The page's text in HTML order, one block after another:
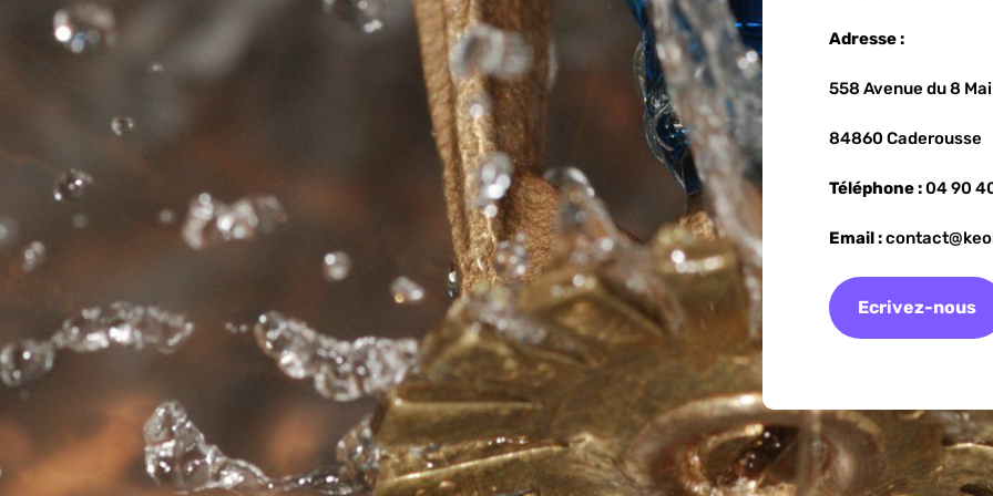
Adresse :
558 Avenue du 8
84860 Caderousse
Téléphone :04 90
Email :
Ecrivez-nous